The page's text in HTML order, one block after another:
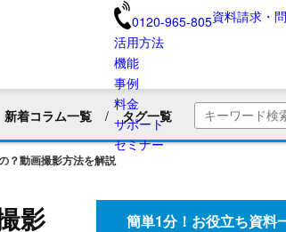
0120-965-805資料請求・
活用方法
機能
事例
料金
サポート
セミナー
新着コラム一覧 タグ一覧
採用活動
商品・サービス紹介
化粧品・美容用品 ブランディング
？動画撮影方法を解説
影
簡単1分！お役立ち資料